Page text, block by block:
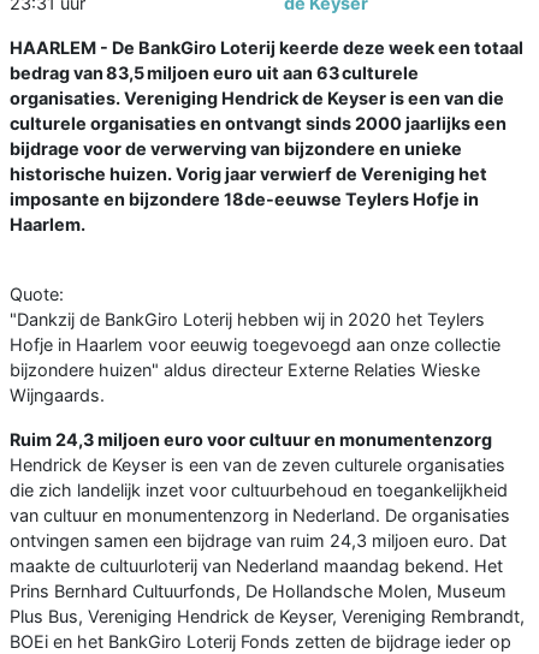
HAARLEM - De BankGiro Loterij keerde deze week een totaal
bedrag van 83,5 miljoen euro uit aan 63 culturele
organisaties. Vereniging Hendrick de Keyser is een van die
culturele organisaties en ontvangt sinds 2000 jaarlijks een
bijdrage voor de verwerving van bijzondere en unieke
historische huizen. Vorig jaar verwierf de Vereniging het
imposante en bijzondere 18de-eeuwse Teylers Hofje in
Haarlem.
Quote:
"Dankzij de BankGiro Loterij hebben wij in 2020 het Teylers
Hofje in Haarlem voor eeuwig toegevoegd aan onze collectie
bijzondere huizen" aldus directeur Externe Relaties Wieske
Wijngaards.
Ruim 24,3 miljoen euro voor cultuur en monumentenzorg
Hendrick de Keyser is een van de zeven culturele organisaties
die zich landelijk inzet voor cultuurbehoud en toegankelijkheid
van cultuur en monumentenzorg in Nederland. De organisaties
ontvingen samen een bijdrage van ruim 24,3 miljoen euro. Dat
maakte de cultuurloterij van Nederland maandag bekend. Het
Prins Bernhard Cultuurfonds, De Hollandsche Molen, Museum
Plus Bus, Vereniging Hendrick de Keyser, Vereniging Rembrandt,
BOEi en het BankGiro Loterij Fonds zetten de bijdrage ieder op